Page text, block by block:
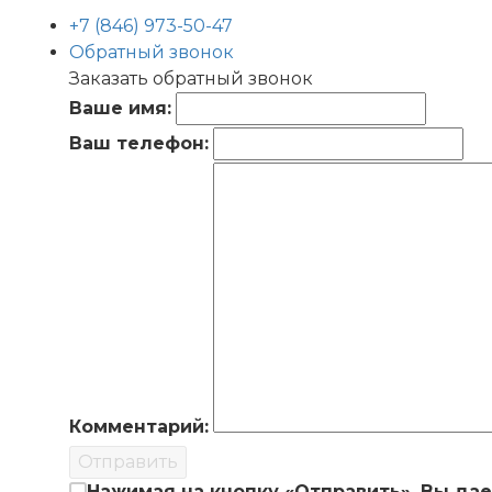
+7 (846) 973-50-47
Обратный звонок
Заказать обратный звонок
Ваше имя:
Ваш телефон:
Комментарий:
Отправить